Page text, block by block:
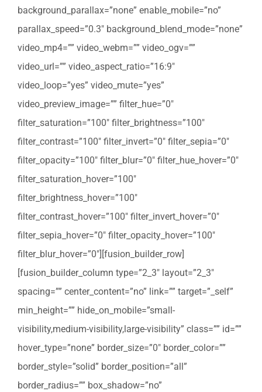
background_parallax=”none” enable_mobile=”no”
parallax_speed=”0.3″ background_blend_mode=”none”
video_mp4=”” video_webm=”” video_ogv=””
video_url=”” video_aspect_ratio=”16:9″
video_loop=”yes” video_mute=”yes”
video_preview_image=”” filter_hue=”0″
filter_saturation=”100″ filter_brightness=”100″
filter_contrast=”100″ filter_invert=”0″ filter_sepia=”0″
filter_opacity=”100″ filter_blur=”0″ filter_hue_hover=”0″
filter_saturation_hover=”100″
filter_brightness_hover=”100″
filter_contrast_hover=”100″ filter_invert_hover=”0″
filter_sepia_hover=”0″ filter_opacity_hover=”100″
filter_blur_hover=”0″][fusion_builder_row]
[fusion_builder_column type=”2_3″ layout=”2_3″
spacing=”” center_content=”no” link=”” target=”_self”
min_height=”” hide_on_mobile=”small-
visibility,medium-visibility,large-visibility” class=”” id=””
hover_type=”none” border_size=”0″ border_color=””
border_style=”solid” border_position=”all”
border_radius=”” box_shadow=”no”